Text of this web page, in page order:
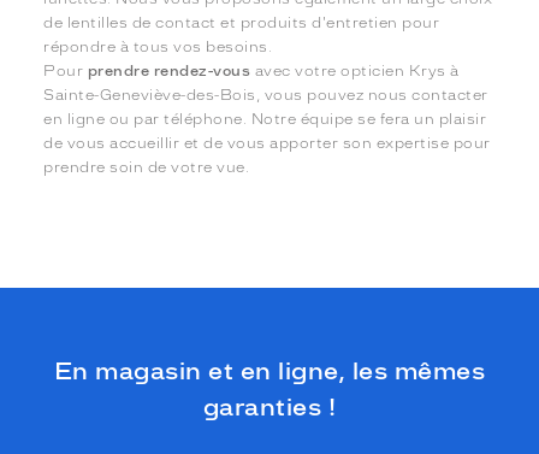
de lentilles de contact et produits d'entretien pour
répondre à tous vos besoins.
Pour prendre rendez-vous avec votre opticien Krys à
Sainte-Geneviève-des-Bois, vous pouvez nous contacter
en ligne ou par téléphone. Notre équipe se fera un plaisir
de vous accueillir et de vous apporter son expertise pour
prendre soin de votre vue.
En magasin et en ligne, les mêmes
garanties !